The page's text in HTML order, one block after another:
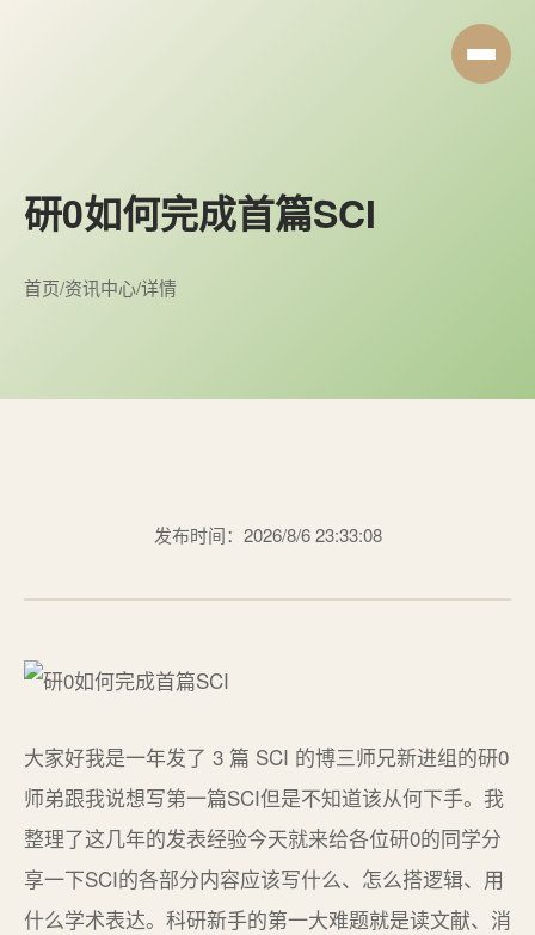
研0如何完成首篇SCI
首页/资讯中心/详情
发布时间：2026/8/6 23:33:08
大家好我是一年发了 3 篇 SCI 的博三师兄新进组的研0
师弟跟我说想写第一篇SCI但是不知道该从何下手。我
整理了这几年的发表经验今天就来给各位研0的同学分
享一下SCI的各部分内容应该写什么、怎么搭逻辑、用
什么学术表达。科研新手的第一大难题就是读文献、消